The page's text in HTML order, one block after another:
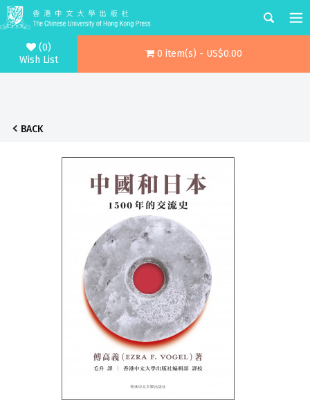
(0)
Wish List
0 item(s) - US$0.00
BACK